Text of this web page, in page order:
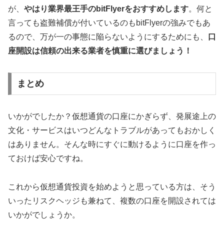
が、 やはり業界最王手のbitFlyerをおすすめします。何と
言っても盗難補償が付いているのもbitFlyerの強みでもあ
るので、万が一の事態に陥らないようにするためにも、
口
座開設は信頼の出来る業者を慎重に選びましょう！
まとめ
いかがでしたか？仮想通貨の口座にかぎらず、発展途上の
文化・サービスはいつどんなトラブルがあってもおかしく
はありません。そんな時にすぐに動けるように口座を作っ
ておけば安心ですね。
これから仮想通貨投資を始めようと思っている方は、そう
いったリスクヘッジも兼ねて、複数の口座を開設されては
いかがでしょうか。